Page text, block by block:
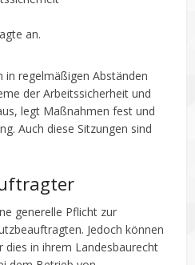
an.
in regelmäßigen Abständen
der Arbeitssicherheit und
legt Maßnahmen fest und
Auch diese Sitzungen sind
generelle Pflicht zur
Jedoch können
dies in ihrem Landesbaurecht